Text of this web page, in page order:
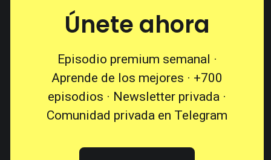
Únete ahora
Episodio premium semanal ·
Aprende de los mejores · +700
episodios · Newsletter privada ·
Comunidad privada en Telegram